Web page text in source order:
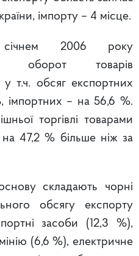
імпорту – 4 місце.
2006 року
оборот товарів
у т.ч. обсяг експортних
імпортних – на 56,6 %.
торгівлі товарами
47,2 % більше ніж за
складають чорні
обсягу експорту
засоби (12,3 %),
(6,6 %), електричне